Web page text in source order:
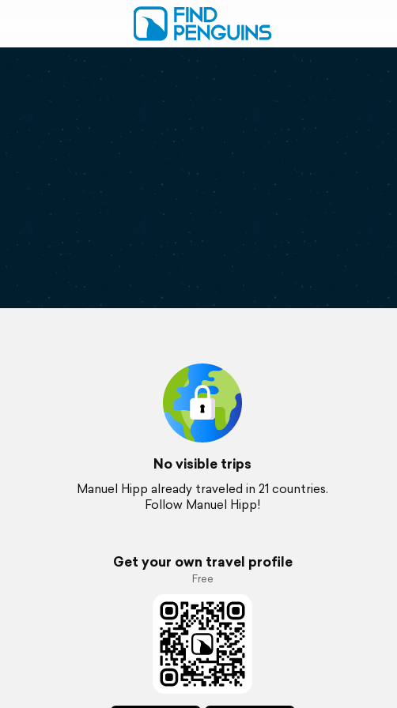
No visible trips
Manuel Hipp already traveled in 21 countries.
Follow Manuel Hipp!
Get your own travel profile
Free